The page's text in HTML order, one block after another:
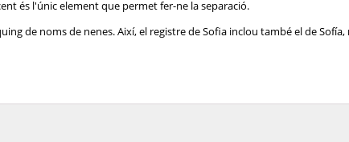
és l'únic element que permet fer-ne la separació.
de noms de nenes. Així, el registre de Sofia inclou també el de Sofía,